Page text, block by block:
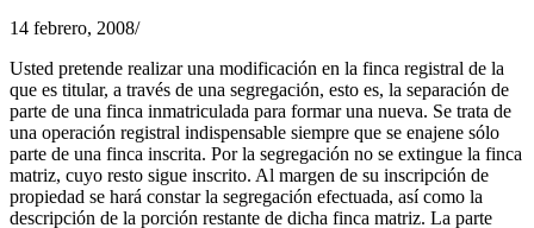
14 febrero, 2008/
Usted pretende realizar una modificación en la finca registral de la
que es titular, a través de una segregación, esto es, la separación de
parte de una finca inmatriculada para formar una nueva. Se trata de
una operación registral indispensable siempre que se enajene sólo
parte de una finca inscrita. Por la segregación no se extingue la finca
matriz, cuyo resto sigue inscrito. Al margen de su inscripción de
propiedad se hará constar la segregación efectuada, así como la
descripción de la porción restante de dicha finca matriz. La parte